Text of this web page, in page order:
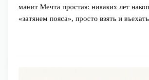
манит Мечта простая: никаких лет
«затянем пояса», просто взять и